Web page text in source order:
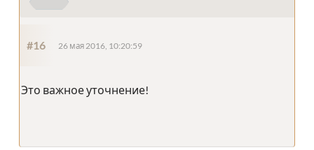
#16 26 мая 2016, 10:20:59
Это важное уточнение!